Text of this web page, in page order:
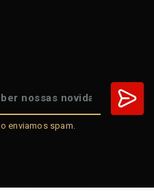
enviamos spam.